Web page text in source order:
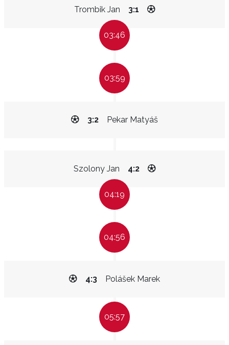
Trombik Jan 3:1
03:46
03:59
Pekar Matyáš
3:2
Szolony Jan 4:2
04:19
04:56
Polášek Marek
4:3
05:57